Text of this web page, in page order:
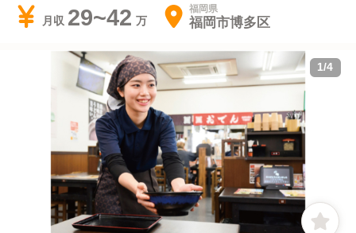
月収 29~42 福岡県
福岡市博多区
1/4